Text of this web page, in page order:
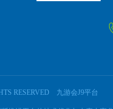
RESERVED 九游会J9平台